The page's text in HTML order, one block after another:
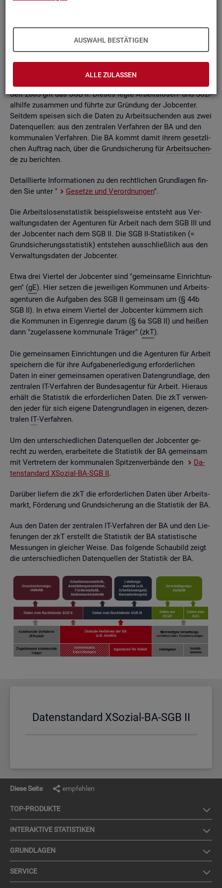
AUSWAHL BESTÄTIGEN
ALLE ZULASSEN
Grund­la­ge kön­nen Be­stän­de, Zu- und Ab­gän­ge,Dau­ern, Leis­
tungs­hö­hen und viele an­de­re sta­tis­ti­sche Mess­grö­ßen er­mit­
telt wer­den. Die Werte lie­gen re­gio­nal tief ge­glie­dert und
nach viel­fäl­ti­gen so­zio­de­mo­gra­fi­schen und er­werbs­bio­gra­fi­
Seit 2005 gilt das SGB II. Die­ses legte Ar­beits­lo­sen- und So­zi­
al­hil­fe zu­sam­men und führ­te zur Grün­dung der Job­cen­ter.
Seit­dem spei­sen sich die Daten zu Ar­beit­su­chen­den aus zwei
Da­ten­quel­len: aus den zen­tra­len Ver­fah­ren der BA und den
kom­mu­na­len Ver­fah­ren. Die BA kommt damit ihrem ge­setz­li­
chen Auf­trag nach, über die Grund­si­che­rung für Ar­beit­su­chen­
de zu be­rich­ten.
De­tail­lier­te In­for­ma­tio­nen zu den recht­li­chen Grund­la­gen fin­
den Sie unter "
Ge­set­ze und Ver­ord­nun­gen".
Die Ar­beits­lo­sen­sta­tis­tik bei­spiels­wei­se ent­steht aus Ver­
wal­tungs­da­ten der Agen­tu­ren für Ar­beit nach dem SGB III und
der Job­cen­ter nach dem SGB II. Die SGB II-Sta­tis­ti­ken (=
Grund­si­che­rungs­sta­tis­tik) ent­ste­hen aus­schlie­ß­lich aus den
Ver­wal­tungs­da­ten der Job­cen­ter.
Etwa drei Vier­tel der Job­cen­ter sind "ge­mein­sa­me Ein­rich­tun­
gen" (gE). Hier set­zen die je­wei­li­gen Kom­mu­nen und Ar­beits­
agen­tu­ren die Auf­ga­ben des SGB II ge­mein­sam um (§ 44b
SGB II). In etwa einem Vier­tel der Job­cen­ter küm­mern sich
die Kom­mu­nen in Ei­gen­re­gie darum (§ 6a SGB II) und hei­ßen
dann "zu­ge­las­se­ne kom­mu­na­le Trä­ger" (zkT).
Die ge­mein­sa­men Ein­rich­tun­gen und die Agen­tu­ren für Ar­beit
spei­chern die für ihre Auf­ga­ben­er­le­di­gung er­for­der­li­chen
Daten in einer ge­mein­sa­men ope­ra­ti­ven Da­ten­grund­la­ge, den
zen­tra­len IT-Ver­fah­ren der Bun­des­agen­tur für Ar­beit. Hier­aus
er­hält die Sta­tis­tik die er­for­der­li­chen Daten. Die zkT ver­wen­
den jeder für sich ei­ge­ne Da­ten­grund­la­gen in ei­ge­nen, de­zen­
tra­len IT-Ver­fah­ren.
Um den un­ter­schied­li­chen Da­ten­quel­len der Job­cen­ter ge­
recht zu wer­den, er­ar­bei­te­te die Sta­tis­tik der BA ge­mein­sam
mit Ver­tre­tern der kom­mu­na­len Spit­zen­ver­bän­de den
Da­
ten­stan­dard XSo­zi­al-BA-SGB II.
Dar­über lie­fern die zkT die er­for­der­li­chen Daten über Ar­beits­
markt, För­de­rung und Grund­si­che­rung an die Sta­tis­tik der BA.
Aus den Daten der zen­tra­len IT-Ver­fah­ren der BA und den Lie­
fe­run­gen der zkT er­stellt die Sta­tis­tik der BA sta­tis­ti­sche
Mes­sun­gen in glei­cher Weise. Das fol­gen­de Schau­bild zeigt
die un­ter­schied­li­chen Da­ten­quel­len der Sta­tis­tik der BA.
Da­ten­stan­dard XSo­zi­al-BA-SGB II
Diese Seite empfehlen
TOP-PRO­DUK­TE
IN­TER­AK­TI­VE STA­TIS­TI­KEN
GRUND­LA­GEN
SER­VICE